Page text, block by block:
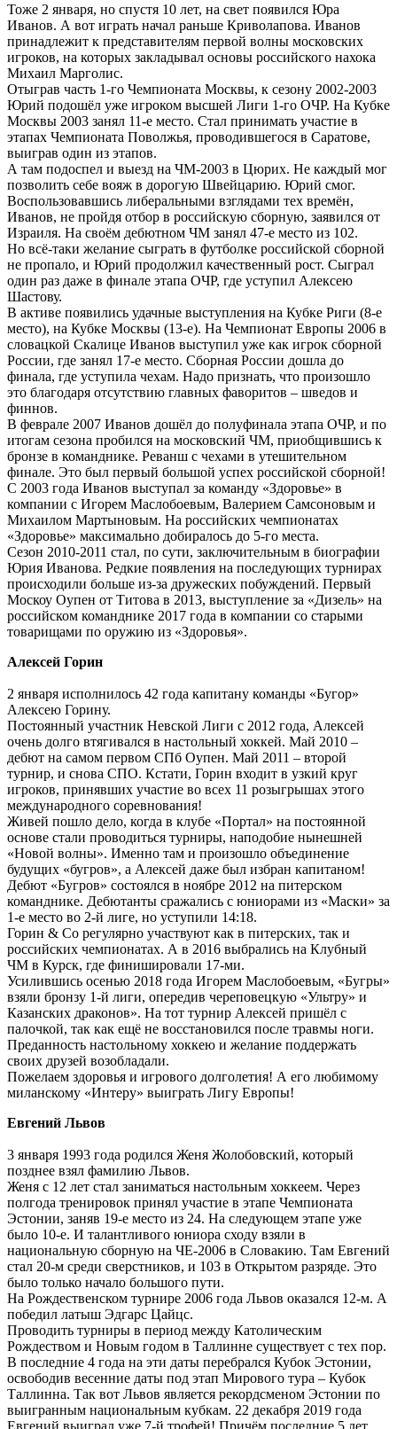
Тоже 2 января, но спустя 10 лет, на свет появился Юра
Иванов. А вот играть начал раньше Криволапова. Иванов
принадлежит к представителям первой волны московских
игроков, на которых закладывал основы российского нахока
Михаил Марголис.
Отыграв часть 1-го Чемпионата Москвы, к сезону 2002-2003
Юрий подошёл уже игроком высшей Лиги 1-го ОЧР. На Кубке
Москвы 2003 занял 11-е место. Стал принимать участие в
этапах Чемпионата Поволжья, проводившегося в Саратове,
выиграв один из этапов.
А там подоспел и выезд на ЧМ-2003 в Цюрих. Не каждый мог
позволить себе вояж в дорогую Швейцарию. Юрий смог.
Воспользовавшись либеральными взглядами тех времён,
Иванов, не пройдя отбор в российскую сборную, заявился от
Израиля. На своём дебютном ЧМ занял 47-е место из 102.
Но всё-таки желание сыграть в футболке российской сборной
не пропало, и Юрий продолжил качественный рост. Сыграл
один раз даже в финале этапа ОЧР, где уступил Алексею
Шастову.
В активе появились удачные выступления на Кубке Риги (8-е
место), на Кубке Москвы (13-е). На Чемпионат Европы 2006 в
словацкой Скалице Иванов выступил уже как игрок сборной
России, где занял 17-е место. Сборная России дошла до
финала, где уступила чехам. Надо признать, что произошло
это благодаря отсутствию главных фаворитов – шведов и
финнов.
В феврале 2007 Иванов дошёл до полуфинала этапа ОЧР, и по
итогам сезона пробился на московский ЧМ, приобщившись к
бронзе в команднике. Реванш с чехами в утешительном
финале. Это был первый большой успех российской сборной!
С 2003 года Иванов выступал за команду «Здоровье» в
компании с Игорем Маслобоевым, Валерием Самсоновым и
Михаилом Мартыновым. На российских чемпионатах
«Здоровье» максимально добиралось до 5-го места.
Сезон 2010-2011 стал, по сути, заключительным в биографии
Юрия Иванова. Редкие появления на последующих турнирах
происходили больше из-за дружеских побуждений. Первый
Москоу Оупен от Титова в 2013, выступление за «Дизель» на
российском команднике 2017 года в компании со старыми
товарищами по оружию из «Здоровья».
Алексей Горин
2 января исполнилось 42 года капитану команды «Бугор»
Алексею Горину.
Постоянный участник Невской Лиги с 2012 года, Алексей
очень долго втягивался в настольный хоккей. Май 2010 –
дебют на самом первом СПб Оупен. Май 2011 – второй
турнир, и снова СПО. Кстати, Горин входит в узкий круг
игроков, принявших участие во всех 11 розыгрышах этого
международного соревнования!
Живей пошло дело, когда в клубе «Портал» на постоянной
основе стали проводиться турниры, наподобие нынешней
«Новой волны». Именно там и произошло объединение
будущих «бугров», а Алексей даже был избран капитаном!
Дебют «Бугров» состоялся в ноябре 2012 на питерском
команднике. Дебютанты сражались с юниорами из «Маски» за
1-е место во 2-й лиге, но уступили 14:18.
Горин & Co регулярно участвуют как в питерских, так и
российских чемпионатах. А в 2016 выбрались на Клубный
ЧМ в Курск, где финишировали 17-ми.
Усилившись осенью 2018 года Игорем Маслобоевым, «Бугры»
взяли бронзу 1-й лиги, опередив череповецкую «Ультру» и
Казанских драконов». На тот турнир Алексей пришёл с
палочкой, так как ещё не восстановился после травмы ноги.
Преданность настольному хоккею и желание поддержать
своих друзей возобладали.
Пожелаем здоровья и игрового долголетия! А его любимому
миланскому «Интеру» выиграть Лигу Европы!
Евгений Львов
3 января 1993 года родился Женя Жолобовский, который
позднее взял фамилию Львов.
Женя с 12 лет стал заниматься настольным хоккеем. Через
полгода тренировок принял участие в этапе Чемпионата
Эстонии, заняв 19-е место из 24. На следующем этапе уже
было 10-е. И талантливого юниора сходу взяли в
национальную сборную на ЧЕ-2006 в Словакию. Там Евгений
стал 20-м среди сверстников, и 103 в Открытом разряде. Это
было только начало большого пути.
На Рождественском турнире 2006 года Львов оказался 12-м. А
победил латыш Эдгарс Цайцс.
Проводить турниры в период между Католическим
Рождеством и Новым годом в Таллинне существует с тех пор.
В последние 4 года на эти даты перебрался Кубок Эстонии,
освободив весенние даты под этап Мирового тура – Кубок
Таллинна. Так вот Львов является рекордсменом Эстонии по
выигранным национальным кубкам. 22 декабря 2019 года
Евгений выиграл уже 7-й трофей! Причём последние 5 лет